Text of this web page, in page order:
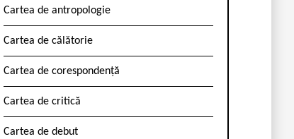
Cartea de antropologie
Cartea de călătorie
Cartea de corespondență
Cartea de critică
Cartea de debut